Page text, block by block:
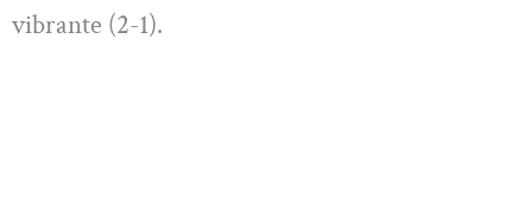
vibrante (2-1).